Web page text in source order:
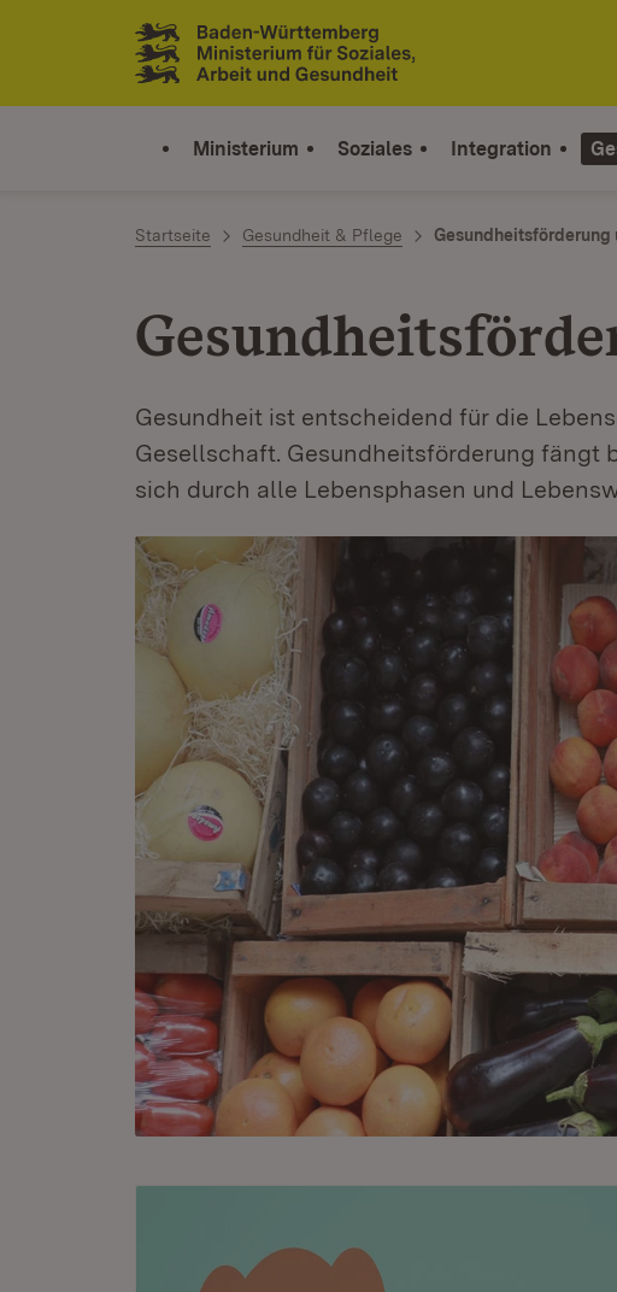
Zum Inhalt springen
Link zur Startseite
Ministerium Soziales Integration
Startseite Gesundheit & Pflege Gesundheitsförderung
Gesundheit ist entscheidend für die
Gesellschaft. Gesundheitsförderung fängt
sich durch alle Lebensphasen und